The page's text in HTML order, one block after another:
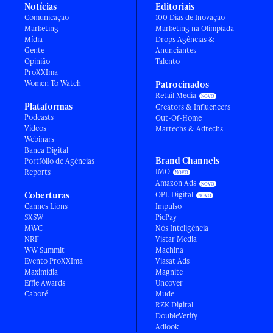
Notícias
Comunicação
Marketing
Mídia
Gente
Opinião
ProXXIma
Women To Watch
Plataformas
Podcasts
Vídeos
Webinars
Banca Digital
Portfólio de Agências
Reports
Coberturas
Cannes Lions
SXSW
MWC
NRF
WW Summit
Evento ProXXIma
Maximídia
Effie Awards
Caboré
Editoriais
100 Dias de Inovação
Marketing na Olimpíada
Drops Agências &
Anunciantes
Talento
Patrocinados
Retail Media
Creators & Influencers
Out-Of-Home
Martechs & Adtechs
Brand Channels
IMO
Amazon Ads
OPL Digital
Impulso
PicPay
Nós Inteligência
Vistar Media
Machina
Viasat Ads
Magnite
Uncover
Mude
RZK Digital
DoubleVerify
Adlook